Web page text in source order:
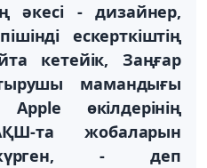
әкесі - дизайнер,
ескерткіштің
кетейік, Заңғар
мамандығы
өкілдерінің
та жобаларын
- деп